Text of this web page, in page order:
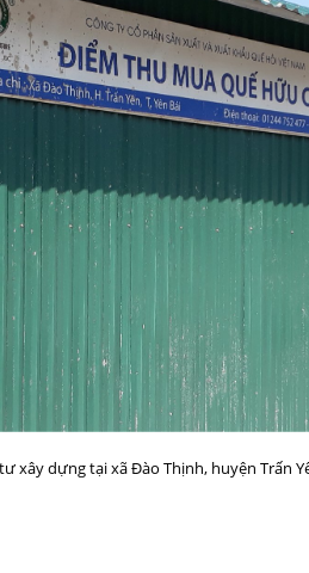
xây dựng tại xã Đào Thịnh, huyện Trấn